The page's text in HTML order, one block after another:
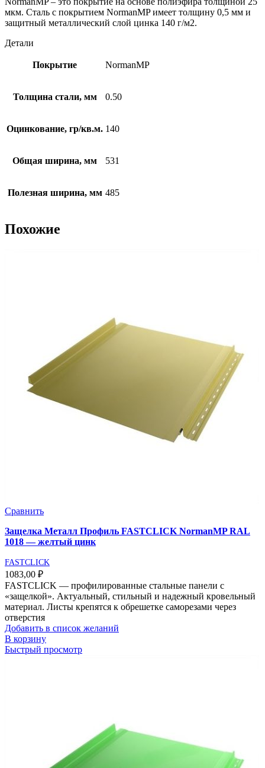
мкм. Сталь с покрытием NormanMP имеет толщину 0,5 мм и
защитный металлический слой цинка 140 г/м2.
Детали
Покрытие NormanMP
Толщина стали, мм 0.50
Оцинкование, гр/кв.м. 140
Общая ширина, мм 531
Полезная ширина, мм 485
Похожие
Сравнить
Защелка Металл Профиль FASTCLICK NormanMP RAL
1018 — желтый цинк
FASTCLICK
1083,00 ₽
FASTCLICK — профилированные стальные панели с
«защелкой». Актуальный, стильный и надежный кровельный
материал. Листы крепятся к обрешетке саморезами через
отверстия
Добавить в список желаний
В корзину
Быстрый просмотр